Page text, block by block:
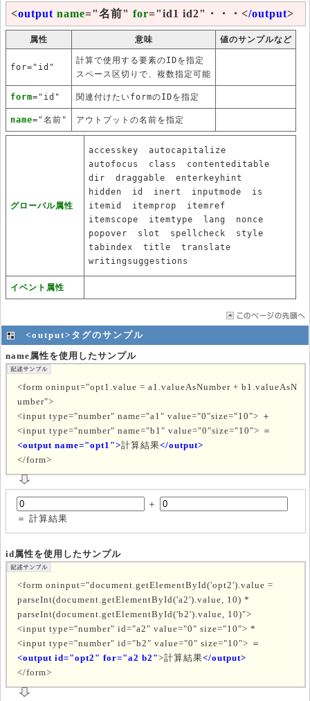
<output name="名前" for="id1 id2"・・・</output>
属性 意味 値のサンプルなど
for="id"
計算で使用する要素のIDを指定
スペース区切りで、複数指定可能
form="id" 関連付けたいformのIDを指定
name="名前" アウトプットの名前を指定
グローバル属性
accesskey
autocapitalize
autofocus
class
contenteditable
dir
draggable
enterkeyhint
hidden
id inert inputmode
is
itemid
itemprop
itemref
itemscope
itemtype lang
nonce
popover
slot spellcheck
style
tabindex
title
translate
writingsuggestions
イベント属性
<output>タグのサンプル
name属性を使用したサンプル
<form oninput="opt1.value = a1.valueAsNumber + b1.valueAsN
umber">
<input type="number" name="a1" value="0"size="10"> ＋
<input type="number" name="b1" value="0"size="10"> ＝
<output name="opt1">計算結果</output>
</form>
＋
＝ 計算結果
id属性を使用したサンプル
<form oninput="document.getElementById('opt2').value =
parseInt(document.getElementById('a2').value, 10) *
parseInt(document.getElementById('b2').value, 10)">
<input type="number" id="a2" value="0" size="10"> *
<input type="number" id="b2" value="0" size="10"> ＝
<output id="opt2" for="a2 b2">計算結果</output>
</form>